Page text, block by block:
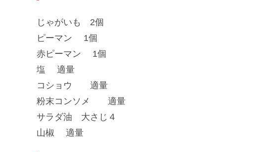
じゃがいも 2個
ピーマン 1個
赤ピーマン 1個
塩 適量
コショウ 適量
粉末コンソメ 適量
サラダ油 大さじ４
山椒 適量